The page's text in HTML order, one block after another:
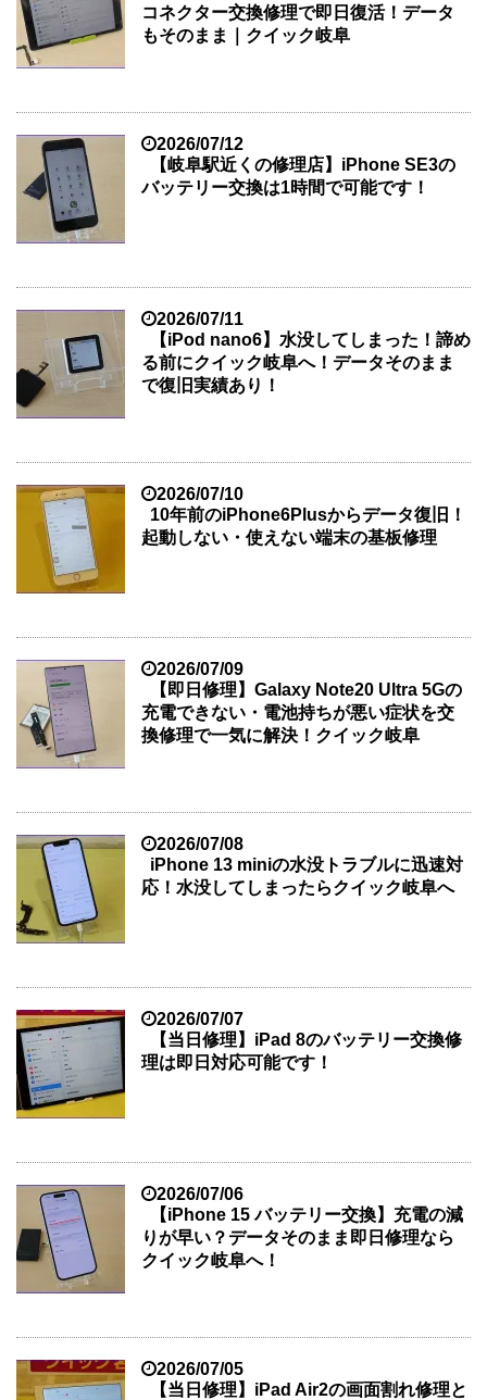
コネクター交換修理で即日復活！データ
もそのまま｜クイック岐阜
2026/07/12
【岐阜駅近くの修理店】iPhone SE3の
バッテリー交換は1時間で可能です！
2026/07/11
【iPod nano6】水没してしまった！諦め
る前にクイック岐阜へ！データそのまま
で復旧実績あり！
2026/07/10
10年前のiPhone6Plusからデータ復旧！
起動しない・使えない端末の基板修理
2026/07/09
【即日修理】Galaxy Note20 Ultra 5Gの
充電できない・電池持ちが悪い症状を交
換修理で一気に解決！クイック岐阜
2026/07/08
iPhone 13 miniの水没トラブルに迅速対
応！水没してしまったらクイック岐阜へ
2026/07/07
【当日修理】iPad 8のバッテリー交換修
理は即日対応可能です！
2026/07/06
【iPhone 15 バッテリー交換】充電の減
りが早い？データそのまま即日修理なら
クイック岐阜へ！
2026/07/05
【当日修理】iPad Air2の画面割れ修理と